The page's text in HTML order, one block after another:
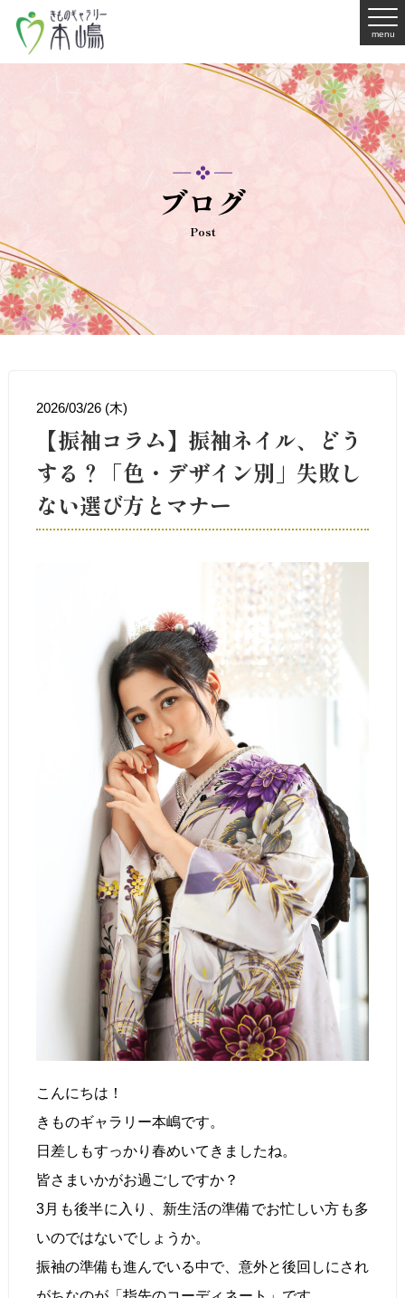
menu
ブログ
Post
2026/03/26 (木)
【振袖コラム】振袖ネイル、どう
する？「色・デザイン別」失敗し
ない選び方とマナー
こんにちは！
きものギャラリー本嶋です。
日差しもすっかり春めいてきましたね。
皆さまいかがお過ごしですか？
3月も後半に入り、新生活の準備でお忙しい方も多
いのではないでしょうか。
振袖の準備も進んでいる中で、意外と後回しにされ